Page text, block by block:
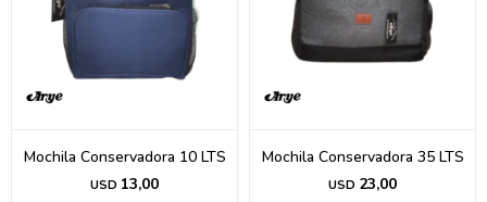
Mochila Conservadora 10 LTS
USD 13,00
Mochila Conservadora 35 LTS
USD 23,00